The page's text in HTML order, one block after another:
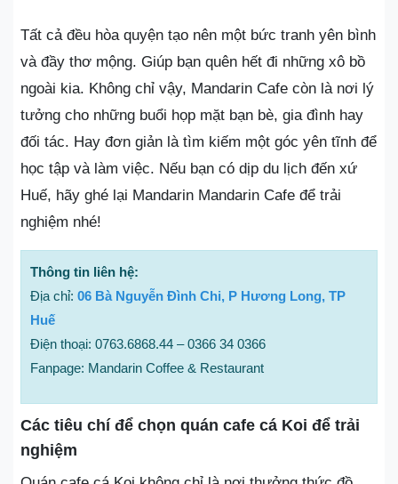
Tất cả đều hòa quyện tạo nên một bức tranh yên bình
và đầy thơ mộng. Giúp bạn quên hết đi những xô bồ
ngoài kia. Không chỉ vậy, Mandarin Cafe còn là nơi lý
tưởng cho những buổi họp mặt bạn bè, gia đình hay
đối tác. Hay đơn giản là tìm kiếm một góc yên tĩnh để
học tập và làm việc. Nếu bạn có dịp du lịch đến xứ
Huế, hãy ghé lại Mandarin Mandarin Cafe để trải
nghiệm nhé!
Thông tin liên hệ:
Địa chỉ: 06 Bà Nguyễn Đình Chi, P Hương Long, TP
Huế
Điện thoại: 0763.6868.44 – 0366 34 0366
Fanpage: Mandarin Coffee & Restaurant
Các tiêu chí để chọn quán cafe cá Koi để trải
nghiệm